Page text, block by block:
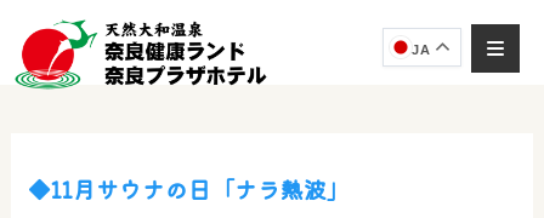
JA
◆11月サウナの日「ナラ熱波」